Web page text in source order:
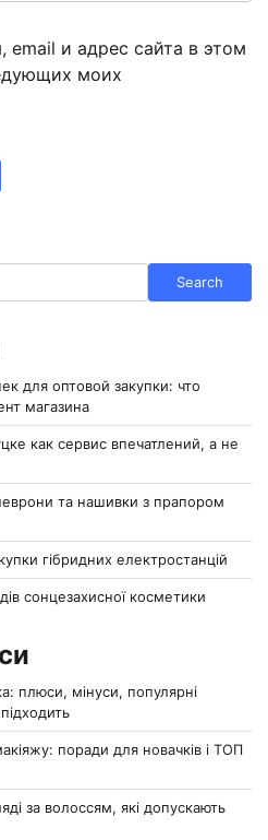
email и адрес сайта в этом
моих
Search
для оптовой закупки: что
магазина
как сервис впечатлений, а не
та нашивки з прапором
гібридних електростанцій
сонцезахисної косметики
плюси, мінуси, популярні
поради для новачків і ТОП
за волоссям, які допускають